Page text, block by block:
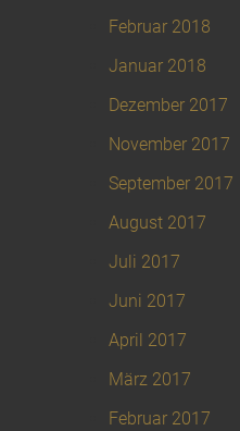
Februar 2018
Januar 2018
Dezember 2017
November 2017
September 2017
August 2017
Juli 2017
Juni 2017
April 2017
März 2017
Februar 2017